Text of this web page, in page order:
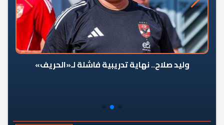
وليد صلاح.. نهاية تدريبية فاشلة لـ«الحريف»